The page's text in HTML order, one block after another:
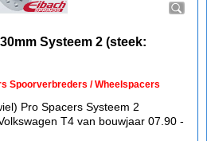
Systeem 2 (steek:
Spoorverbreders / Wheelspacers
Pro Spacers Systeem 2
T4 van bouwjaar 07.90 -